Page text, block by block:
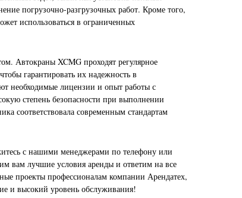
погрузочно-разгрузочных работ. Кроме того,
использоваться в ограниченных
Автокраны XCMG проходят регулярное
гарантировать их надежность в
необходимые лицензии и опыт работы с
степень безопасности при выполнении
соответствовала современным стандартам
с нашими менеджерами по телефону или
вам лучшие условия аренды и ответим на все
проекты профессионалам компании Арендатех,
и высокий уровень обслуживания!